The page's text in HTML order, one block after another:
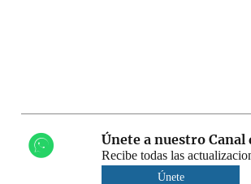
Únete a nuestro Canal
Recibe todas las
Únete